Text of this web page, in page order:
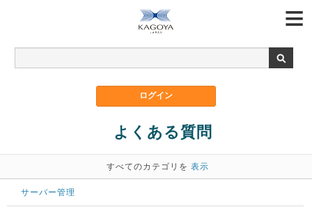
よくある質問
すべてのカテゴリを 表示
サーバー管理